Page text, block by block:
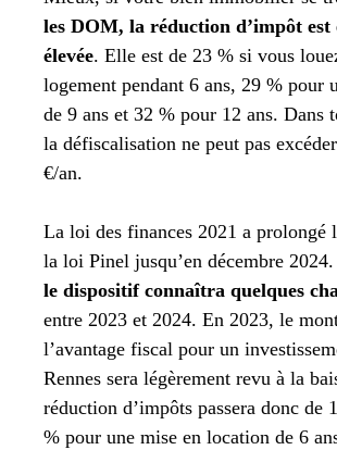
les DOM, la réduction d’impôt est
élevée. Elle est de 23 % si vous
logement pendant 6 ans, 29 % pour
de 9 ans et 32 % pour 12 ans. Dans
la défiscalisation ne peut pas
€/an.
La loi des finances 2021 a prolongé
la loi Pinel jusqu’en décembre
le dispositif connaîtra quelques
entre 2023 et 2024. En 2023, le
l’avantage fiscal pour un
Rennes sera légèrement revu à la
réduction d’impôts passera donc de
% pour une mise en location de 6